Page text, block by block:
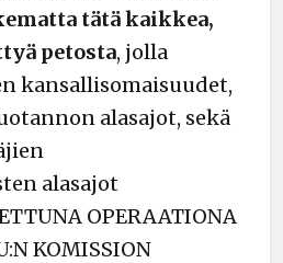
tätä kaikkea,
petosta, jolla
kansallisomaisuudet,
alasajot, sekä
alasajot
OPERAATIONA
KOMISSION